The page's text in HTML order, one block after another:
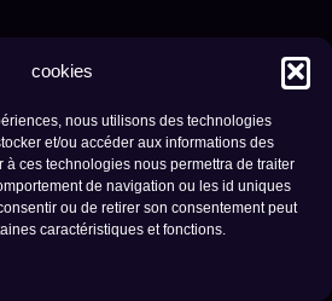
cookies
nous utilisons des technologies
et/ou accéder aux informations des
à ces technologies nous permettra de traiter
de navigation ou les id uniques
ou de retirer son consentement peut
caractéristiques et fonctions.